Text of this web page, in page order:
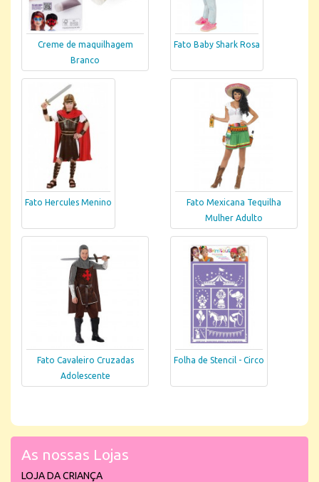
Creme de maquilhagem
Branco
Fato Baby Shark Rosa
Fato Hercules Menino
Fato Mexicana Tequilha
Mulher Adulto
Fato Cavaleiro Cruzadas
Adolescente
Folha de Stencil - Circo
As nossas Lojas
LOJA DA CRIANÇA